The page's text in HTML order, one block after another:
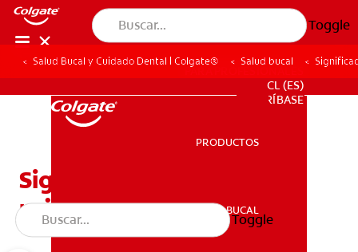
Toggle
SALUD BUCAL
PARA PROFESIONALES
CL (ES)
SUSCRÍBASE
PRODUCTOS
SALUD BUCAL
Toggle
Salud Bucal y Cuidado Dental | Colgate® Salud bucal
Significado de las encías
rojas en mujeres